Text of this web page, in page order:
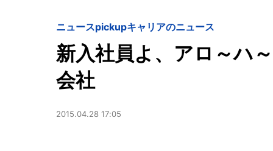
ニュースpickupキャリアのニュース
新入社員よ、アロ～ハ
会社
2015.04.28 17:05